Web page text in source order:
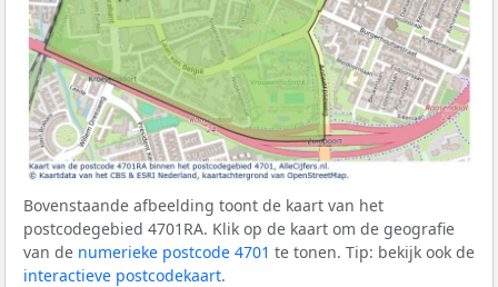
Bovenstaande afbeelding toont de kaart van het
postcodegebied 4701RA. Klik op de kaart om de geografie
van de numerieke postcode 4701 te tonen. Tip: bekijk ook de
interactieve postcodekaart.